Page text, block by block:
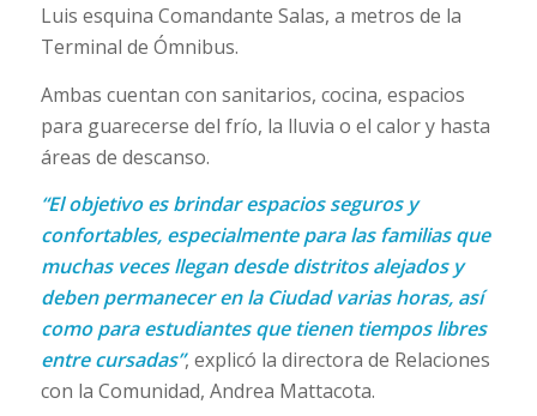
Luis esquina Comandante Salas, a metros de la
Terminal de Ómnibus.
Ambas cuentan con sanitarios, cocina, espacios
para guarecerse del frío, la lluvia o el calor y hasta
áreas de descanso.
“El objetivo es brindar espacios seguros y
confortables, especialmente para las familias que
muchas veces llegan desde distritos alejados y
deben permanecer en la Ciudad varias horas, así
como para estudiantes que tienen tiempos libres
entre cursadas”, explicó la directora de Relaciones
con la Comunidad, Andrea Mattacota.